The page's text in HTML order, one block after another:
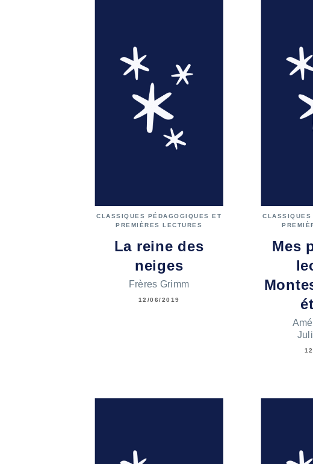
CLASSIQUES PÉDAGOGIQUES ET
PREMIÈRES LECTURES
La reine des
neiges
Frères Grimm
12/06/2019
CLASSIQUES
Mes